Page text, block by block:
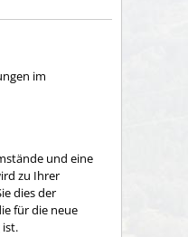
im
und eine
zu Ihrer
dies der
für die neue